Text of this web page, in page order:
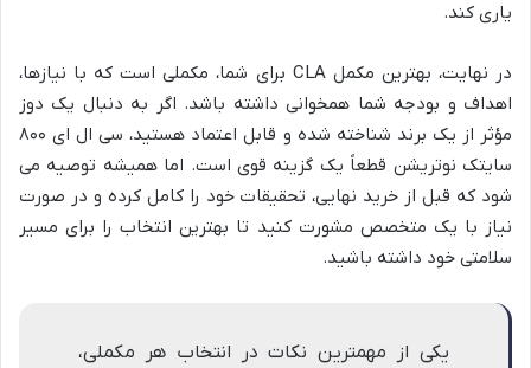
یاری کند.
در نهایت، بهترین مکمل CLA برای شما، مکملی است که با نیازها،
اهداف و بودجه شما همخوانی داشته باشد. اگر به دنبال یک دوز
مؤثر از یک برند شناخته شده و قابل اعتماد هستید، سی ال ای ۸۰۰
سایتک نوتریشن قطعاً یک گزینه قوی است. اما همیشه توصیه می
شود که قبل از خرید نهایی، تحقیقات خود را کامل کرده و در صورت
نیاز با یک متخصص مشورت کنید تا بهترین انتخاب را برای مسیر
سلامتی خود داشته باشید.
یکی از مهمترین نکات در انتخاب هر مکملی،